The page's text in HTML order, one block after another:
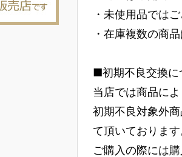
・未使用品では
・在庫複数の商
■初期不良交換に
当店では商品に
初期不良対象外
て頂いておりま
ご購入の際には